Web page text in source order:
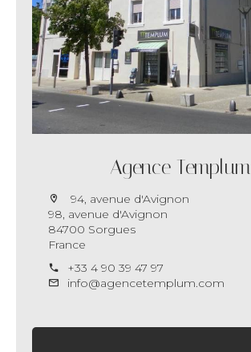
Agence Templum
94, avenue d'Avignon
98, avenue d'Avignon
84700 Sorgues
France
+33 4 90 39 47 97
info@agencetemplum.com